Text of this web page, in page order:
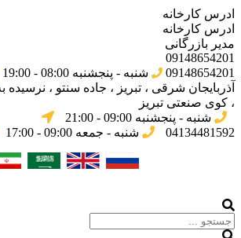
ادرس کارخانه
ادرس کارخانه
مدیر بازرگانی
09148654201
09148654201
شنبه - پنجشنبه 08:00 - 19:00
آذربایجان شرقی ، تبریز ، جاده سنتو ،
، کوی صنعتی تبریز
شنبه - پنجشنبه 09:00 - 21:00
04134481592
شنبه - جمعه 09:00 - 17:00